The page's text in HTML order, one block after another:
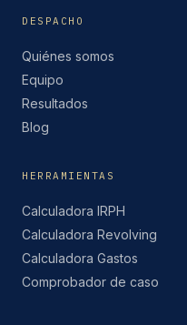
DESPACHO
Quiénes somos
Equipo
Resultados
Blog
HERRAMIENTAS
Calculadora IRPH
Calculadora Revolving
Calculadora Gastos
Comprobador de caso